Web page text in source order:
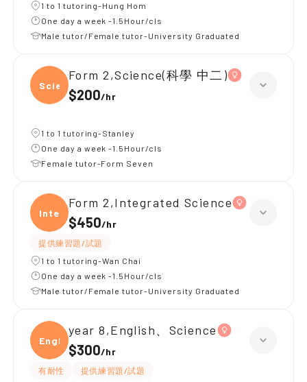
1 to 1 tutoring-Hung Hom
One day a week -1.5Hour/cls
Male tutor/Female tutor-University Graduated
Scien
Form 2,Science(科學 中二)
$200/hr
1 to 1 tutoring-Stanley
One day a week -1.5Hour/cls
Female tutor-Form Seven
Integ
Form 2,Integrated Science
$450/hr
提供練習題/試題
1 to 1 tutoring-Wan Chai
One day a week -1.5Hour/cls
Male tutor/Female tutor-University Graduated
Engli
year 8,English、Science
$300/hr
有耐性
提供練習題/試題